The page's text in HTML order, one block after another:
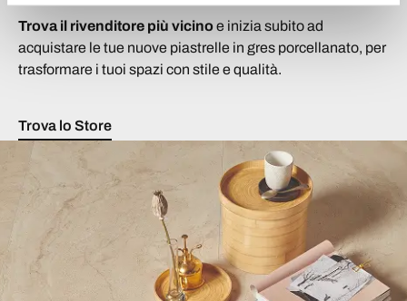
Trova il rivenditore più vicinoe inizia subito ad
acquistare le tue nuove piastrelle in gres porcellanato, per
trasformare i tuoi spazi con stile e qualità.
Trova lo Store